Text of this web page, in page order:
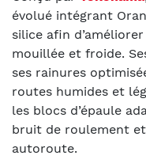
évolué intégrant
silice afin
mouillée et froide.
ses rainures
routes humides et
les blocs d’épaule
bruit de roulement
autoroute.